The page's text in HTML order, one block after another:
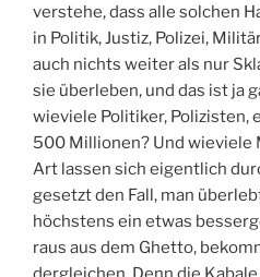
verstehe, dass alle solchen
in Politik, Justiz, Polizei,
auch nichts weiter als nur
sie überleben, und das ist ja
wieviele Politiker, Polizisten,
500 Millionen? Und
Art lassen sich eigentlich
gesetzt den Fall, man
höchstens ein etwas
raus aus dem Ghetto,